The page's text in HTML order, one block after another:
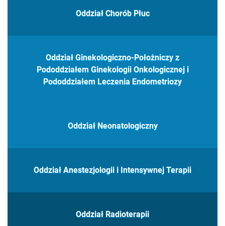
Oddział Chorób Płuc
Oddział Ginekologiczno-Położniczy z
Pododdziałem Ginekologii Onkologicznej i
Pododdziałem Leczenia Endometriozy
Oddział Neonatologiczny
Oddział Anestezjologii i Intensywnej Terapii
Oddział Radioterapii